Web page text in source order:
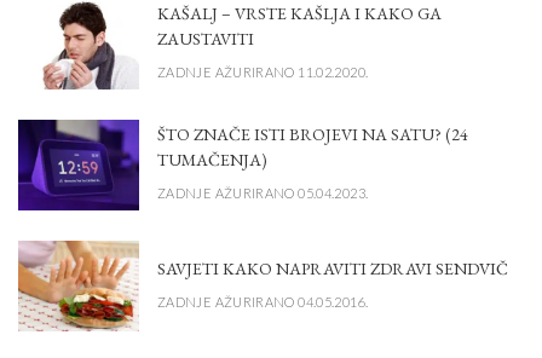
KAŠALJ – VRSTE KAŠLJA I KAKO GA
ZAUSTAVITI
ZADNJE AŽURIRANO 11.02.2020.
ŠTO ZNAČE ISTI BROJEVI NA SATU? (24
TUMAČENJA)
ZADNJE AŽURIRANO 05.04.2023.
SAVJETI KAKO NAPRAVITI ZDRAVI SENDVIČ
ZADNJE AŽURIRANO 04.05.2016.